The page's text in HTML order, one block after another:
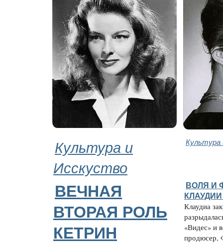
Культура и
Исскуство
Культура
ВЕЧНАЯ
ВТОРАЯ РОЛЬ
КЕТРИН
ВОЛЯ И
Клаудиа
«Видес» и
продюсер,